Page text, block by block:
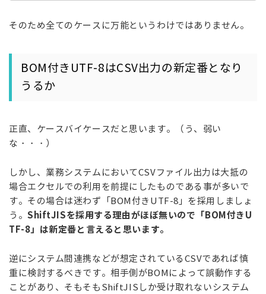
そのため全てのケースに万能というわけではありません。
BOM付きUTF-8はCSV出力の新定番となり
うるか
正直、ケースバイケースだと思います。（う、弱い
な・・・）
しかし、業務システムにおいてCSVファイル出力は大抵の
場合エクセルでの利用を前提にしたものである事が多いで
す。その場合は迷わず「BOM付きUTF-8」を採用しましょ
う。ShiftJISを採用する理由がほぼ無いので「BOM付きU
TF-8」は新定番と言えると思います。
逆にシステム間連携などが想定されているCSVであれば慎
重に検討するべきです。相手側がBOMによって誤動作する
ことがあり、そもそもShiftJISしか受け取れないシステム